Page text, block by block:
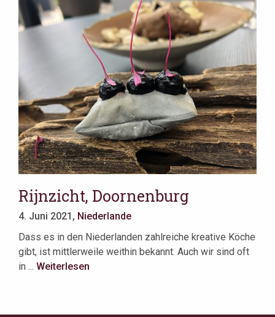
Rijnzicht, Doornenburg
4. Juni 2021, Niederlande
Dass es in den Niederlanden zahlreiche kreative Köche
gibt, ist mittlerweile weithin bekannt. Auch wir sind oft
in ... Weiterlesen